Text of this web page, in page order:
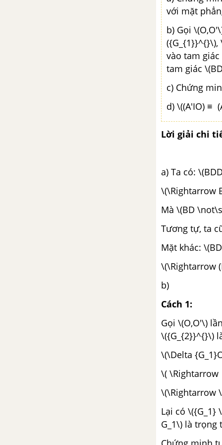
với mặt
b) Gọi
({G_{1}}^{}\),
vào tam
tam giác
c) Chứng
d) \((A'IO) ≡
Lời giải chi
a) Ta có:
\(\Rightarrow
Mà \(BD
Tương tự, ta
Mặt khác:
\(\Rightarrow
b)
Cách 1:
Gọi \(O,O'\)
\({G_{2}}^{}\)
\(\Delta
\( \Rightarrow
\(\Rightarrow
Lại có
G_1\) là trọng